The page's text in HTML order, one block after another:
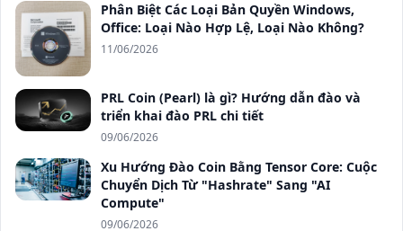
Phân Biệt Các Loại Bản Quyền Windows,
Office: Loại Nào Hợp Lệ, Loại Nào Không?
11/06/2026
PRL Coin (Pearl) là gì? Hướng dẫn đào và
triển khai đào PRL chi tiết
09/06/2026
Xu Hướng Đào Coin Bằng Tensor Core: Cuộc
Chuyển Dịch Từ "Hashrate" Sang "AI
Compute"
09/06/2026